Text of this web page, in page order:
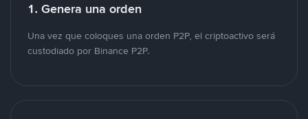
1. Genera una orden
Una vez que coloques una orden P2P, el criptoactivo será
custodiado por Binance P2P.